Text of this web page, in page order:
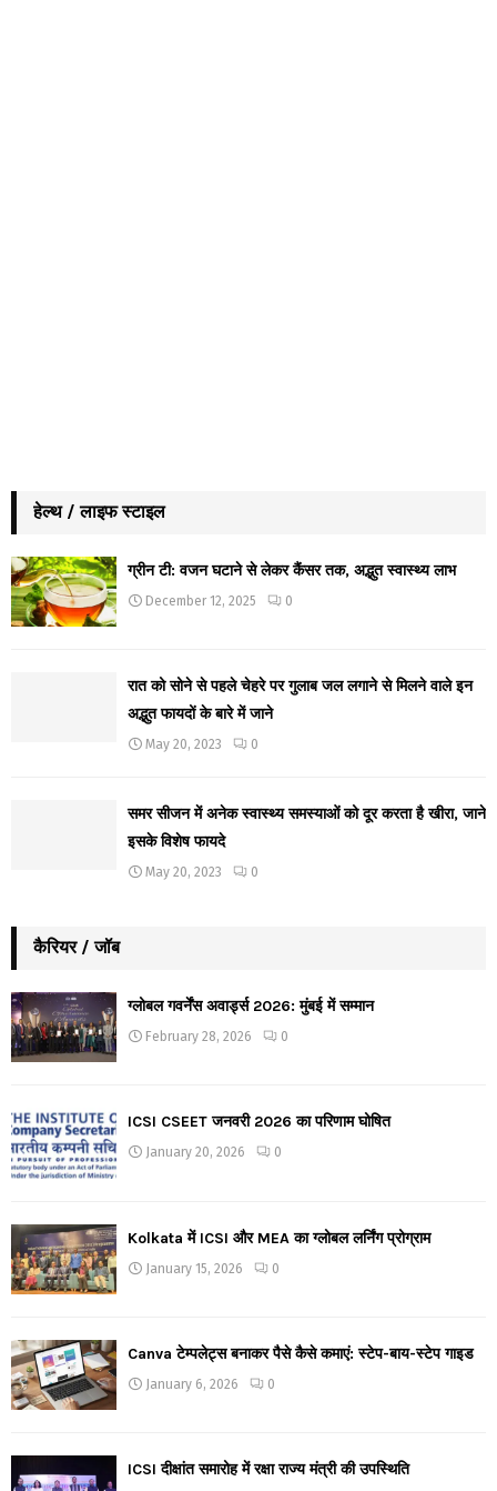
हेल्थ / लाइफ स्टाइल
ग्रीन टी: वजन घटाने से लेकर कैंसर तक, अद्भुत स्वास्थ्य लाभ
December 12, 2025 0
रात को सोने से पहले चेहरे पर गुलाब जल लगाने से मिलने वाले इन
अद्भुत फायदों के बारे में जाने
May 20, 2023 0
समर सीजन में अनेक स्वास्थ्य समस्याओं को दूर करता है खीरा, जाने
इसके विशेष फायदे
May 20, 2023 0
कैरियर / जॉब
ग्लोबल गवर्नेंस अवार्ड्स 2026: मुंबई में सम्मान
February 28, 2026 0
ICSI CSEET जनवरी 2026 का परिणाम घोषित
January 20, 2026 0
Kolkata में ICSI और MEA का ग्लोबल लर्निंग प्रोग्राम
January 15, 2026 0
Canva टेम्पलेट्स बनाकर पैसे कैसे कमाएं: स्टेप-बाय-स्टेप गाइड
January 6, 2026 0
ICSI दीक्षांत समारोह में रक्षा राज्य मंत्री की उपस्थिति